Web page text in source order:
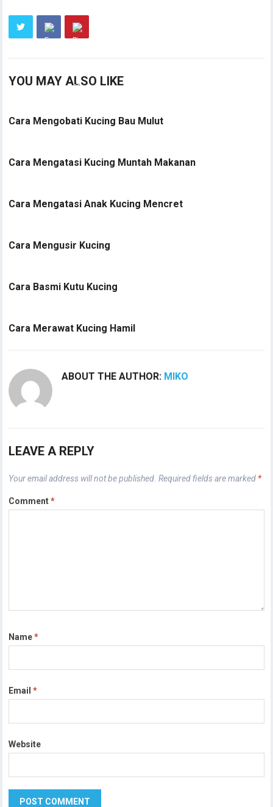
YOU MAY ALSO LIKE
Cara Mengobati Kucing Bau Mulut
Cara Mengatasi Kucing Muntah Makanan
Cara Mengatasi Anak Kucing Mencret
Cara Mengusir Kucing
Cara Basmi Kutu Kucing
Cara Merawat Kucing Hamil
ABOUT THE AUTHOR: MIKO
LEAVE A REPLY
Your email address will not be published. Required fields are marked *
Comment*
Name*
Email*
Website